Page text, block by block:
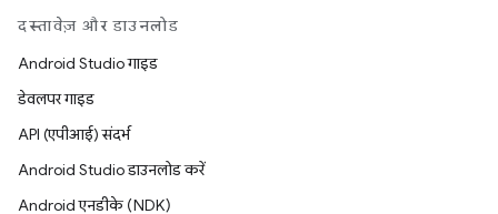
दस्तावेज़ और डाउनलोड
Android Studio गाइड
डेवलपर गाइड
API (एपीआई) संदर्भ
Android Studio डाउनलोड करें
Android एनडीके (NDK)